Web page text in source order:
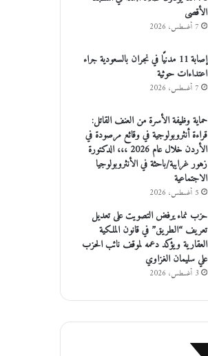
الأقصى
7 أغسطس، 2026
إصابة 11 مدنيًا في نجران بالسعودية جراء
اعتداءات حوثية
7 أغسطس، 2026
حماية وظيفة الأسرة من العنف القاتل:
قراءة أنثروبولوجية في وقائع مرصودة في
الأردن خلال عام 2026 ،،، الدكتورة
زهور غرايبة/باحثة في الأنثروبولوجيا
الاجتماعية
5 أغسطس، 2026
حزب نماء يرفض التصويت على تعديل
تعريف “الطريق” في قانون الملكية
العقارية ويؤكد دعمه لموقف نائب الحزب
علي سليمان الغزاوي
3 أغسطس، 2026